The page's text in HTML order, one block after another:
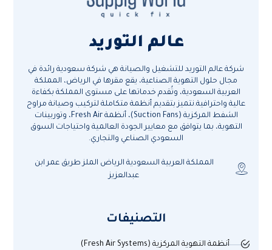
عالم التوريد
شركة عالم التوريد للتشغيل والصيانة هي شركة سعودية رائدة في
مجال حلول التهوية الصناعية، يقع مقرها في الرياض، المملكة
العربية السعودية، وتُقدم خدماتها على مستوى المملكة بكفاءة
عالية واحترافية.نتميز بتقديم أنظمة متكاملة لتركيب وصيانة مراوح
الشفط المركزية (Suction Fans)، أنظمة Fresh Air، وتوربينات
التهوية، بما يتوافق مع معايير الجودة العالمية واحتياجات السوق
السعودي الصناعي والتجاري.
المملكة العربية السعودية الرياض الملز طريق عمر ابن
عبدالعزيز
التصنيفات
أنظمة التهوية المركزية (Fresh Air Systems)